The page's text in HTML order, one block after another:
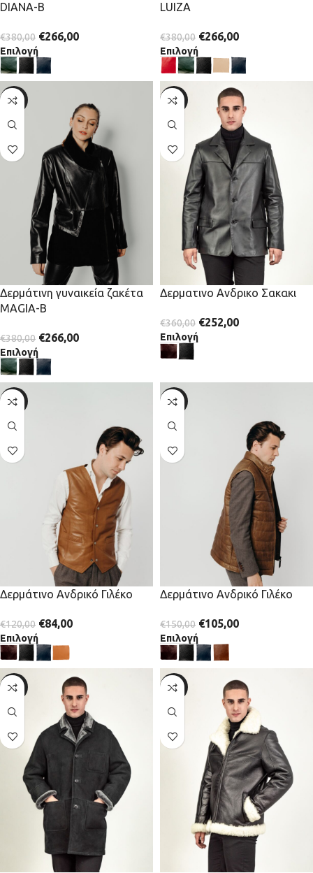
DΙΑΝΑ-Β
€380,00 €266,00
Επιλογή
LUIZA
€380,00 €266,00
Επιλογή
-30%
Δερμάτινη γυναικεία ζακέτα
MAGIA-B
€380,00 €266,00
Επιλογή
-30%
Δερματινο Ανδρικο Σακακι
€360,00 €252,00
Επιλογή
-30%
Δερμάτινο Ανδρικό Γιλέκο
€120,00 €84,00
Επιλογή
-30%
Δερμάτινο Ανδρικό Γιλέκο
€150,00 €105,00
Επιλογή
-20% -20%